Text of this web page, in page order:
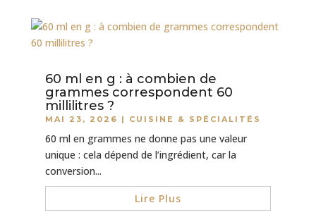
60 ml en g : à combien de
grammes correspondent 60
millilitres ?
MAI 23, 2026 | CUISINE & SPÉCIALITÉS
60 ml en grammes ne donne pas une valeur
unique : cela dépend de l’ingrédient, car la
conversion...
Lire Plus